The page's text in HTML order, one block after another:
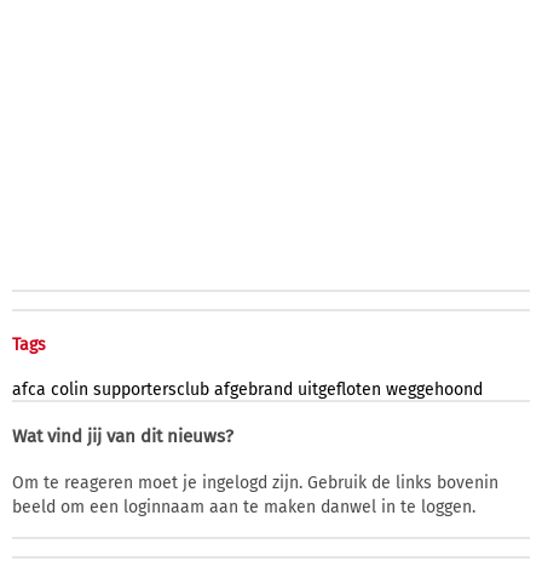
Tags
afca colin supportersclub afgebrand uitgefloten weggehoond
Wat vind jij van dit nieuws?
Om te reageren moet je ingelogd zijn. Gebruik de links bovenin
beeld om een loginnaam aan te maken danwel in te loggen.